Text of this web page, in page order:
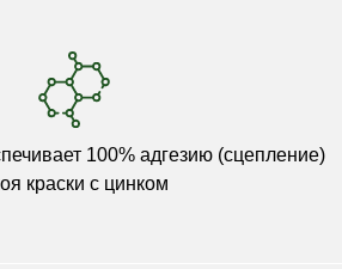
100% адгезию (сцепление)
краски с цинком